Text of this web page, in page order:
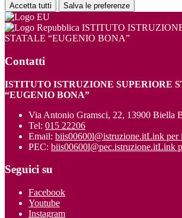
Accetta tutti Salva le preferenze
ISTITUTO
STATALE “EUGENIO BONA”
Contatti
ISTITUTO ISTRUZIONE SUPERIORE
“EUGENIO BONA”
Via Antonio Gramsci, 22, 13900 Biella
Tel: 015 22206
Email: biis00600l@istruzione.itLink per
PEC: biis00600l@pec.istruzione.itLink
Seguici su
Facebook
Youtube
Instagram